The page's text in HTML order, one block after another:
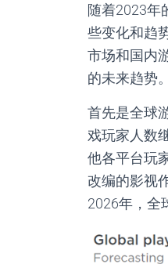
随着2023年
些变化和趋
市场和国内
的未来趋势。
首先是全球
戏玩家人数
他各平台玩
改编的影视
2026年，全